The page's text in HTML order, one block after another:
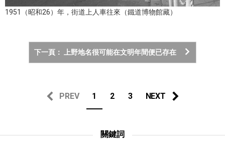
1951（昭和26）年，街道上人車往來（鐵道博物館藏）
下一頁： 上野地名很可能在文明年間便已存在
PREV 1 2 3 NEXT
關鍵詞